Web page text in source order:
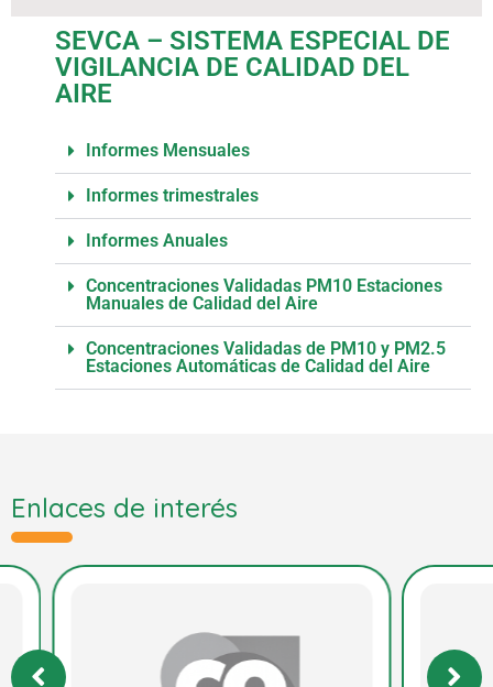
SEVCA – SISTEMA ESPECIAL DE
VIGILANCIA DE CALIDAD DEL
AIRE
Informes Mensuales
Informes trimestrales
Informes Anuales
Concentraciones Validadas PM10 Estaciones
Manuales de Calidad del Aire
Concentraciones Validadas de PM10 y PM2.5
Estaciones Automáticas de Calidad del Aire
Enlaces de interés